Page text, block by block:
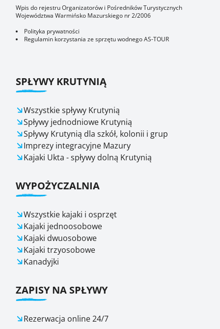
Wpis do rejestru Organizatorów i Pośredników Turystycznych
Województwa Warmińsko Mazurskiego nr 2/2006
Polityka prywatności
Regulamin korzystania ze sprzętu wodnego AS-TOUR
SPŁYWY KRUTYNIĄ
Wszystkie spływy Krutynią
Spływy jednodniowe Krutynią
Spływy Krutynią dla szkół, kolonii i grup
Imprezy integracyjne Mazury
Kajaki Ukta - spływy dolną Krutynią
WYPOŻYCZALNIA
Wszystkie kajaki i osprzęt
Kajaki jednoosobowe
Kajaki dwuosobowe
Kajaki trzyosobowe
Kanadyjki
ZAPISY NA SPŁYWY
Rezerwacja online 24/7